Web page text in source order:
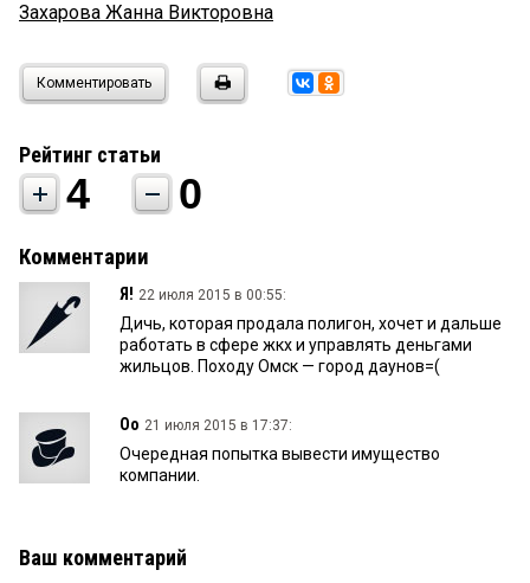
Захарова Жанна Викторовна
Комментировать
Рейтинг статьи
4 0
Комментарии
Я! 22 июля 2015 в 00:55:
Дичь, которая продала полигон, хочет и дальше
работать в сфере жкх и управлять деньгами
жильцов. Походу Омск — город даунов=(
Оо 21 июля 2015 в 17:37:
Очередная попытка вывести имущество
компании.
Ваш комментарий